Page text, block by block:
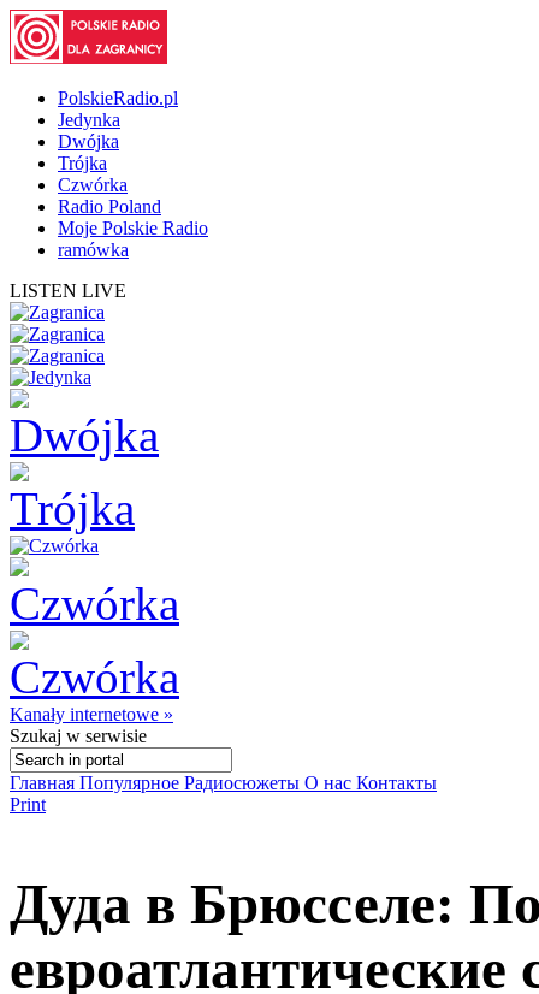
PolskieRadio.pl
Jedynka
Dwójka
Trójka
Czwórka
Radio Poland
Moje Polskie Radio
ramówka
LISTEN LIVE
Kanały internetowe »
Szukaj w serwisie
Главная Популярное Радиосюжеты О нас Контакты
Print
Дуда в Брюсселе: